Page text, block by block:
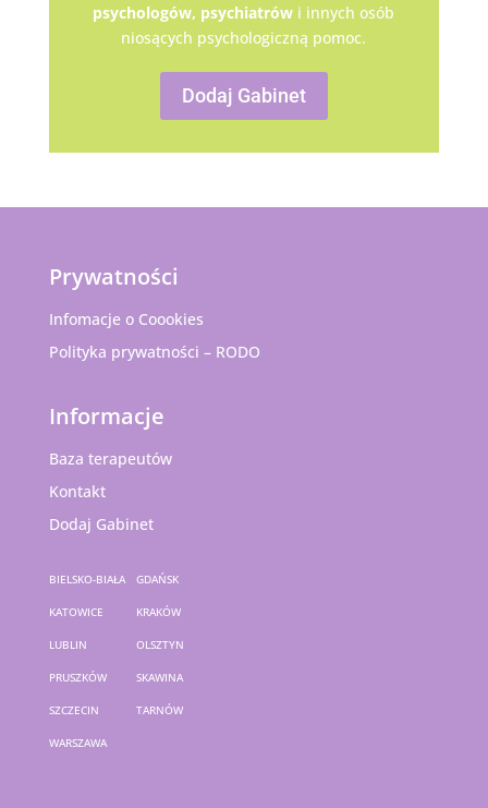
psychologów, psychiatrów i innych osób
niosących psychologiczną pomoc.
Dodaj Gabinet
Prywatności
Infomacje o Coookies
Polityka prywatności – RODO
Informacje
Baza terapeutów
Kontakt
Dodaj Gabinet
BIELSKO-BIAŁA GDAŃSK
KATOWICE KRAKÓW
LUBLIN OLSZTYN
PRUSZKÓW SKAWINA
SZCZECIN TARNÓW
WARSZAWA